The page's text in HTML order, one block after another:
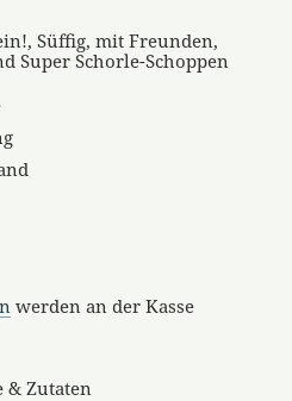
Süffig, mit Freunden,
Super Schorle-Schoppen
werden an der Kasse
& Zutaten